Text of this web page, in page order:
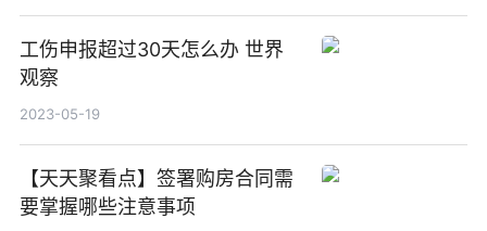
工伤申报超过30天怎么办 世界
观察
2023-05-19
【天天聚看点】签署购房合同需
要掌握哪些注意事项